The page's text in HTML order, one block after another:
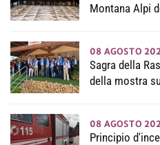
Montana Alpi
08 AGOSTO
Sagra della
della mostra
08 AGOSTO
Principio